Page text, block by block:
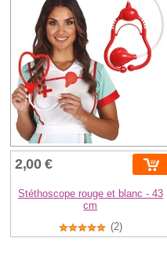
2,00 €
Stéthoscope rouge et blanc - 43
cm
(2)